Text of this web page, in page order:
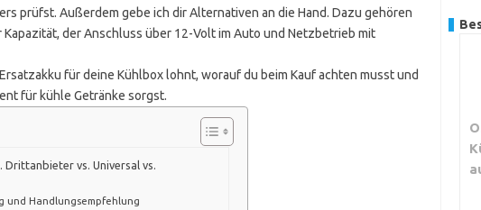
prüfst. Außerdem gebe ich dir Alternativen an die Hand. Dazu gehören
der Anschluss über 12-Volt im Auto und Netzbetrieb mit
für deine Kühlbox lohnt, worauf du beim Kauf achten musst und
für kühle Getränke sorgst.
Drittanbieter vs. Universal vs.
und Handlungsempfehlung